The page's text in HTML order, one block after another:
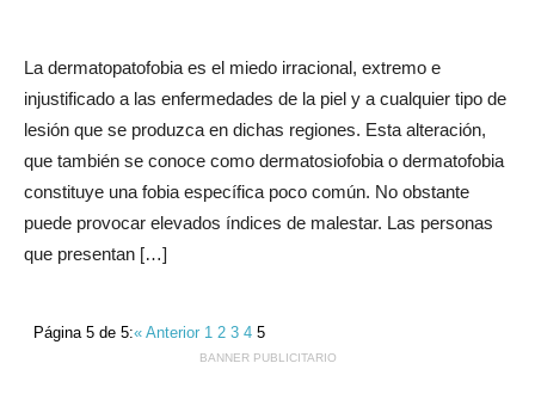
La dermatopatofobia es el miedo irracional, extremo e
injustificado a las enfermedades de la piel y a cualquier tipo de
lesión que se produzca en dichas regiones. Esta alteración,
que también se conoce como dermatosiofobia o dermatofobia
constituye una fobia específica poco común. No obstante
puede provocar elevados índices de malestar. Las personas
que presentan […]
Página 5 de 5:« Anterior 12345
BANNER PUBLICITARIO